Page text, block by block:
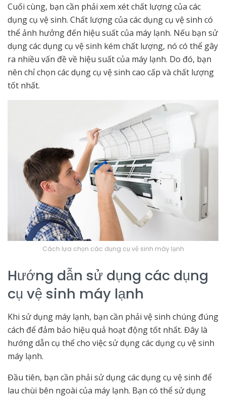
Cuối cùng, bạn cần phải xem xét chất lượng của các
dụng cụ vệ sinh. Chất lượng của các dụng cụ vệ sinh có
thể ảnh hưởng đến hiệu suất của máy lạnh. Nếu bạn sử
dụng các dụng cụ vệ sinh kém chất lượng, nó có thể gây
ra nhiều vấn đề về hiệu suất của máy lạnh. Do đó, bạn
nên chỉ chọn các dụng cụ vệ sinh cao cấp và chất lượng
tốt nhất.
Cách lựa chọn các dụng cụ vệ sinh máy lạnh
Hướng dẫn sử dụng các dụng
cụ vệ sinh máy lạnh
Khi sử dụng máy lạnh, bạn cần phải vệ sinh chúng đúng
cách để đảm bảo hiệu quả hoạt động tốt nhất. Đây là
hướng dẫn cụ thể cho việc sử dụng các dụng cụ vệ sinh
máy lạnh.
Đầu tiên, bạn cần phải sử dụng các dụng cụ vệ sinh để
lau chùi bên ngoài của máy lạnh. Bạn có thể sử dụng